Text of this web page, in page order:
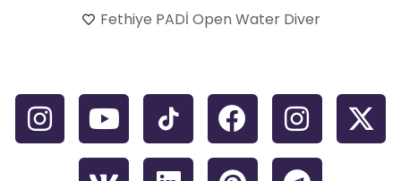
Fethiye PADİ Open Water Diver